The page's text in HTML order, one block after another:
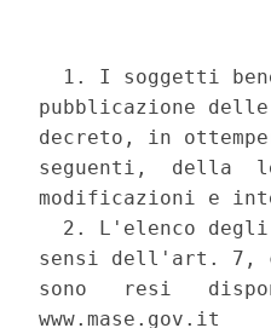
1. I soggetti
pubblicazione
decreto, in
seguenti,  della
modificazioni e
2. L'elenco
sensi dell'art. 7,
sono   resi